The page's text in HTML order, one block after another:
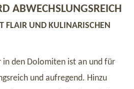
ABWECHSLUNGSREICH
FLAIR UND KULINARISCHEN
in den Dolomiten ist an und für
und aufregend. Hinzu